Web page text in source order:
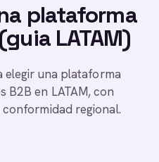
plataforma
LATAM)
elegir una plataforma
B2B en LATAM, con
regional.